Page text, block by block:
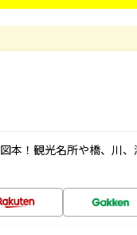
本！観光名所や橋、川